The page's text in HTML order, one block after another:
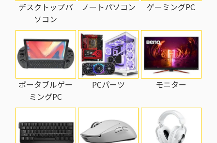
デスクトップパ
ソコン
ノートパソコン ゲーミングPC
ポータブルゲー
ミングPC
PCパーツ モニター